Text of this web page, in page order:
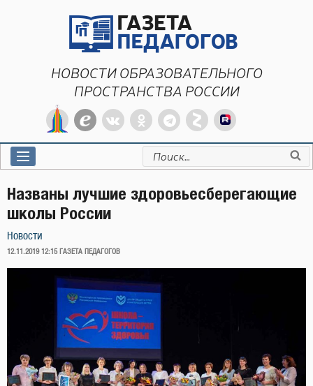
НОВОСТИ ОБРАЗОВАТЕЛЬНОГО
ПРОСТРАНСТВА РОССИИ
Искать:
Названы лучшие здоровьесберегающие
школы России
Новости
ОПУБЛИКОВАНО
12.11.2019 12:15 ГАЗЕТА ПЕДАГОГОВ